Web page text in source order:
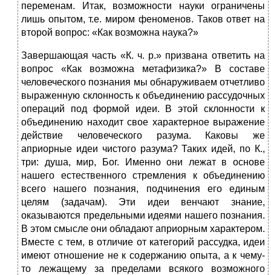
переменам. Итак, возможности науки ограничены
лишь опытом, т.е. миром феноменов. Таков ответ на
второй вопрос: «Как возможна наука?»
Завершающая часть «К. ч. р.» призвана ответить на
вопрос «Как возможна метафизика?» В составе
человеческого познания мы обнаруживаем отчетливо
выраженную склонность к объединению рассудочных
операций под формой идеи. В этой склонности к
объединению находит свое характерное выражение
действие человеческого разума. Каковы же
априорные идеи чистого разума? Таких идей, по К.,
три: душа, мир, Бог. Именно они лежат в основе
нашего естественного стремления к объединению
всего нашего познания, подчинения его единым
целям (задачам). Эти идеи венчают знание,
оказываются предельными идеями нашего познания.
В этом смысле они обладают априорным характером.
Вместе с тем, в отличие от категорий рассудка, идеи
имеют отношение не к содержанию опыта, а к чему-
то лежащему за пределами всякого возможного